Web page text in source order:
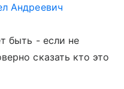
Андреевич
быть - если не
сказать кто это